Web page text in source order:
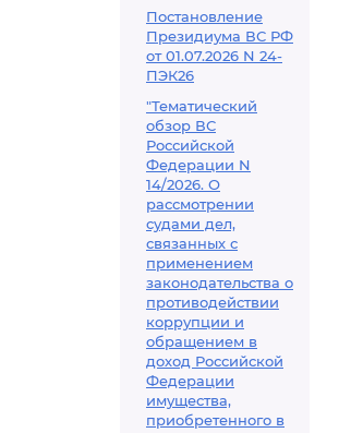
Постановление
Президиума ВС РФ
от 01.07.2026 N 24-
ПЭК26
"Тематический
обзор ВС
Российской
Федерации N
14/2026. О
рассмотрении
судами дел,
связанных с
применением
законодательства о
противодействии
коррупции и
обращением в
доход Российской
Федерации
имущества,
приобретенного в